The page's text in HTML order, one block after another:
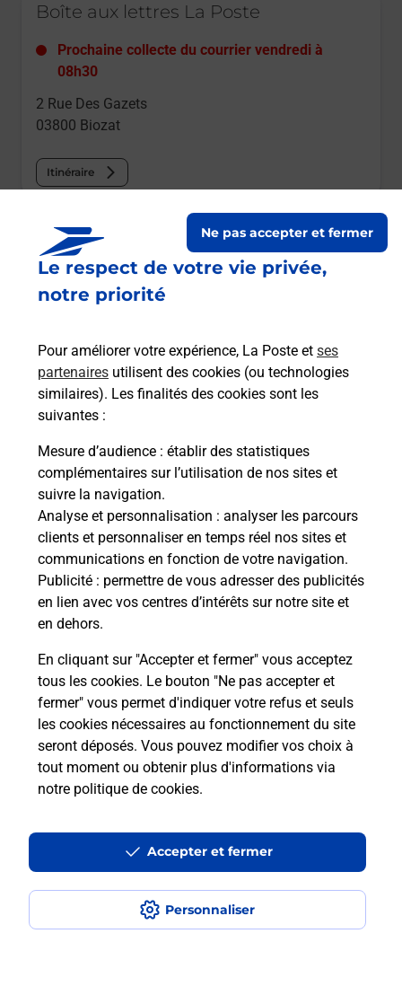
Le respect de votre vie privée,
notre priorité
Pour améliorer votre expérience, La Poste et ses
partenaires utilisent des cookies (ou technologies
similaires). Les finalités des cookies sont les
suivantes :
Mesure d’audience : établir des statistiques
complémentaires sur l’utilisation de nos sites et
suivre la navigation.
Analyse et personnalisation : analyser les parcours
clients et personnaliser en temps réel nos sites et
communications en fonction de votre navigation.
Publicité : permettre de vous adresser des publicités
en lien avec vos centres d’intérêts sur notre site et
en dehors.
En cliquant sur "Accepter et fermer" vous acceptez
tous les cookies. Le bouton "Ne pas accepter et
fermer" vous permet d'indiquer votre refus et seuls
les cookies nécessaires au fonctionnement du site
seront déposés. Vous pouvez modifier vos choix à
tout moment ou obtenir plus d'informations via
notre politique de cookies.
Personnaliser
Ne pas accepter et fermer
Accepter et fermer
Boîte aux lettres La Poste
Prochaine collecte du courrier vendredi à
08h30
2 Rue Des Gazets
03800 Biozat
Itinéraire
Boîte aux lettres La Poste
Prochaine collecte du courrier vendredi
08h30
03800 Biozat
Le lien s'ouvre dans un nouvel onglet
Boîte aux Lettres La Poste
Prochaine collecte du courriervendredià
10h30
55 Grande Rue
03800 Biozat
Le lien s'ouvre dans un nouvel onglet
Localiser Liste Boîtes aux lettres Allier
Accessibilité : partiellement conforme
Conditions contractuelles
Mentions légales